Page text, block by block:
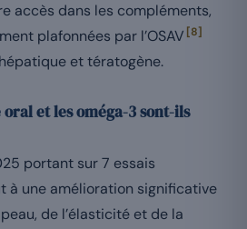
accès dans les compléments,
plafonnées par l’OSAV [8]
et tératogène.
et les oméga-3 sont-ils
portant sur 7 essais
à une amélioration significative
de l’élasticité et de la